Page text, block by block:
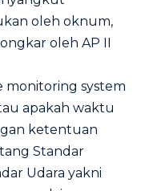
oleh oknum,
oleh AP II
monitoring system
apakah waktu
ketentuan
Standar
Udara yakni